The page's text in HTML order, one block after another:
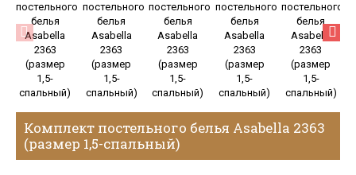
Комплект постельного белья Asabella 2363
(размер 1,5-спальный)